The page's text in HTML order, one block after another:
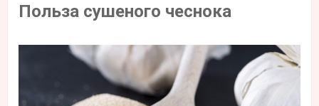
Польза сушеного чеснока